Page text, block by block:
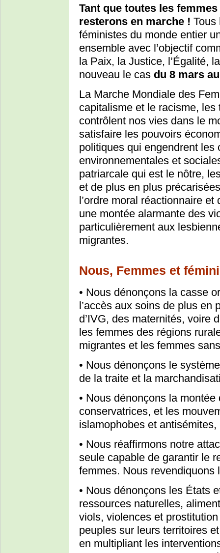
Tant que toutes les
resterons en marche ! Tous
féministes du monde entier
ensemble avec l’objectif
la Paix, la Justice, l’Égalité,
nouveau le cas du 8 mars
La Marche Mondiale des
capitalisme et le racisme, les
contrôlent nos vies dans le
satisfaire les pouvoirs
politiques qui engendrent
environnementales et
patriarcale qui est le nôtre,
et de plus en plus
l’ordre moral réactionnaire
une montée alarmante des
particulièrement aux
migrantes.
Nous, Femmes et
• Nous dénonçons la casse
l’accès aux soins de plus en
d’IVG, des maternités,
les femmes des régions
migrantes et les femmes
• Nous dénonçons le
de la traite et la
• Nous dénonçons la
conservatrices, et les
islamophobes et
• Nous réaffirmons notre
seule capable de garantir le
femmes. Nous revendiquons
• Nous dénonçons les États
ressources naturelles,
viols, violences et
peuples sur leurs territoires
en multipliant les